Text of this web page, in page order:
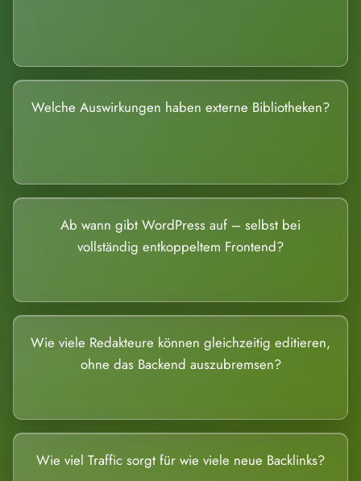
Welche Auswirkungen haben externe Bibliotheken?
Ab wann gibt WordPress auf – selbst bei
vollständig entkoppeltem Frontend?
Wie viele Redakteure können gleichzeitig editieren,
ohne das Backend auszubremsen?
Wie viel Traffic sorgt für wie viele neue Backlinks?